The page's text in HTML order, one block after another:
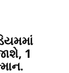
1